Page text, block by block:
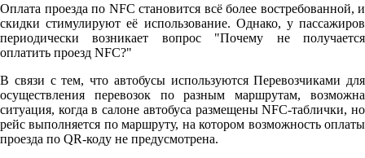
Оплата проезда по NFC становится всё более востребованной, и
скидки стимулируют её использование. Однако, у пассажиров
периодически возникает вопрос "Почему не получается
оплатить проезд NFC?"
В связи с тем, что автобусы используются Перевозчиками для
осуществления перевозок по разным маршрутам, возможна
ситуация, когда в салоне автобуса размещены NFC-таблички, но
рейс выполняется по маршруту, на котором возможность оплаты
проезда по QR-коду не предусмотрена.